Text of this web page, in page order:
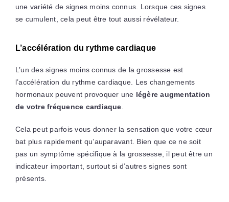
une variété de signes moins connus. Lorsque ces signes
se cumulent, cela peut être tout aussi révélateur.
L’accélération du rythme cardiaque
L’un des signes moins connus de la grossesse est
l’accélération du rythme cardiaque. Les changements
hormonaux peuvent provoquer une légère augmentation
de votre fréquence cardiaque
Cela peut parfois vous donner la sensation que votre cœur
bat plus rapidement qu’auparavant. Bien que ce ne soit
pas un symptôme spécifique à la grossesse, il peut être un
indicateur important, surtout si d’autres signes sont
présents.